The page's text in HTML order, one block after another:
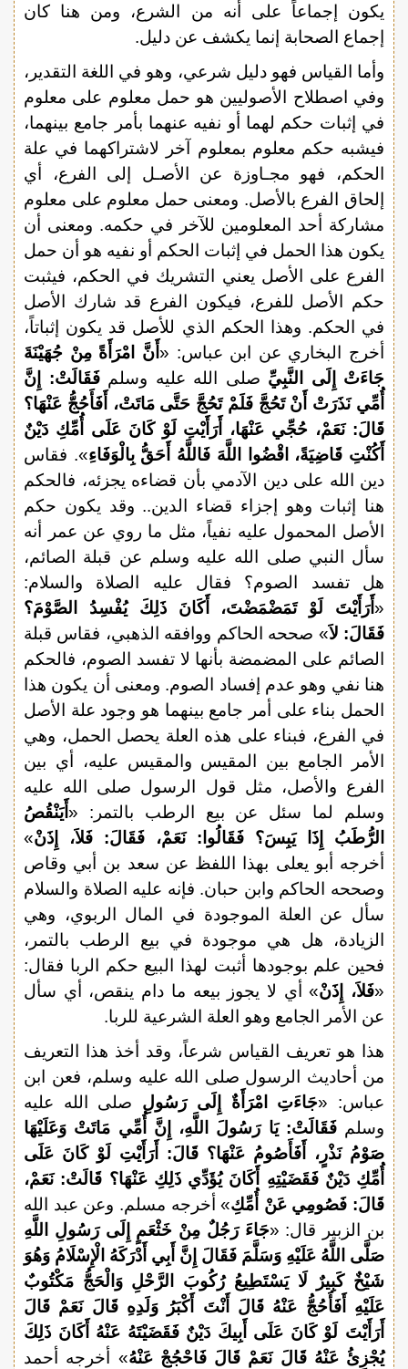
يكون إجماعاً على أنه من الشرع، ومن هنا كان
إجماع الصحابة إنما يكشف عن دليل.
وأما القياس فهو دليل شرعي، وهو في اللغة التقدير،
وفي اصطلاح الأصوليين هو حمل معلوم على معلوم
في إثبات حكم لهما أو نفيه عنهما بأمر جامع بينهما،
فيشبه حكم معلوم بمعلوم آخر لاشتراكهما في علة
الحكم، فهو مجـاوزة عن الأصـل إلى الفرع، أي
إلحاق الفرع بالأصل. ومعنى حمل معلوم على معلوم
مشاركة أحد المعلومين للآخر في حكمه. ومعنى أن
يكون هذا الحمل في إثبات الحكم أو نفيه هو أن حمل
الفرع على الأصل يعني التشريك في الحكم، فيثبت
حكم الأصل للفرع، فيكون الفرع قد شارك الأصل
في الحكم. وهذا الحكم الذي للأصل قد يكون إثباتاً،
أخرج البخاري عن ابن عباس: « أَنَّ امْرَأَةً مِنْ جُهَيْنَةَ
جَاءَتْ إِلَى النَّبِيِّ صلى الله عليه وسلم فَقَالَتْ: إِنَّ
أُمِّي نَذَرَتْ أَنْ تَحُجَّ فَلَمْ تَحُجَّ حَتَّى مَاتَتْ، أَفَأَحُجُّ عَنْهَا؟
قَالَ: نَعَمْ، حُجِّي عَنْهَا، أَرَأَيْتِ لَوْ كَانَ عَلَى أُمِّكِ دَيْنٌ
أَكُنْتِ قَاضِيَةً، اقْضُوا اللَّهَ فَاللَّهُ أَحَقُّ بِالْوَفَاءِ». فقاس
دين الله على دين الآدمي بأن قضاءه يجزئه، فالحكم
هنا إثبات وهو إجزاء قضاء الدين.. وقد يكون حكم
الأصل المحمول عليه نفياً، مثل ما روي عن عمر أنه
سأل النبي صلى الله عليه وسلم عن قبلة الصائم،
هل تفسد الصوم؟ فقال عليه الصلاة والسلام:
«أَرَأَيْتَ لَوْ تَمَضْمَضْتَ، أَكَانَ ذَلِكَ يُفْسِدُ الصَّوْمَ؟
فَقَالَ: لاَ» صححه الحاكم ووافقه الذهبي، فقاس قبلة
الصائم على المضمضة بأنها لا تفسد الصوم، فالحكم
هنا نفي وهو عدم إفساد الصوم. ومعنى أن يكون هذا
الحمل بناء على أمر جامع بينهما هو وجود علة الأصل
في الفرع، فبناء على هذه العلة يحصل الحمل، وهي
الأمر الجامع بين المقيس والمقيس عليه، أي بين
الفرع والأصل، مثل قول الرسول صلى الله عليه
وسلم لما سئل عن بيع الرطب بالتمر: «أَيَنْقُصُ
الرُّطَبُ إِذَا يَبِسَ؟ فَقَالُوا: نَعَمْ، فَقَالَ: فَلاَ، إِذَنْ»
أخرجه أبو يعلى بهذا اللفظ عن سعد بن أبي وقاص
وصححه الحاكم وابن حبان. فإنه عليه الصلاة والسلام
سأل عن العلة الموجودة في المال الربوي، وهي
الزيادة، هل هي موجودة في بيع الرطب بالتمر،
فحين علم بوجودها أثبت لهذا البيع حكم الربا فقال:
«فَلاَ، إِذَنْ» أي لا يجوز بيعه ما دام ينقص، أي سأل
عن الأمر الجامع وهو العلة الشرعية للربا.
هذا هو تعريف القياس شرعاً، وقد أخذ هذا التعريف
من أحاديث الرسول صلى الله عليه وسلم، فعن ابن
عباس: «جَاءَتِ امْرَأَةٌ إِلَى رَسُولِ صلى الله عليه
وسلم فَقَالَتْ: يَا رَسُولَ اللَّهِ، إِنَّ أُمِّي مَاتَتْ وَعَلَيْهَا
صَوْمُ نَذْرٍ، أَفَأَصُومُ عَنْهَا؟ قَالَ: أَرَأَيْتِ لَوْ كَانَ عَلَى
أُمِّكِ دَيْنٌ فَقَضَيْتِهِ أَكَانَ يُؤَدِّي ذَلِكِ عَنْهَا؟ قَالَتْ: نَعَمْ،
قَالَ: فَصُومِي عَنْ أُمِّكِ» أخرجه مسلم. وعن عبد الله
بن الزبير قال: «جَاءَ رَجُلٌ مِنْ خَثْعَمٍ إِلَى رَسُولِ اللَّهِ
صَلَّى اللَّهُ عَلَيْهِ وَسَلَّمَ فَقَالَ إِنَّ أَبِي أَدْرَكَهُ الْإِسْلَامُ وَهُوَ
شَيْخٌ كَبِيرٌ لَا يَسْتَطِيعُ رُكُوبَ الرَّحْلِ وَالْحَجُّ مَكْتُوبٌ
عَلَيْهِ أَفَأَحُجُّ عَنْهُ قَالَ أَنْتَ أَكْبَرُ وَلَدِهِ قَالَ نَعَمْ قَالَ
أَرَأَيْتَ لَوْ كَانَ عَلَى أَبِيكَ دَيْنٌ فَقَضَيْتَهُ عَنْهُ أَكَانَ ذَلِكَ
يُجْزِئُ عَنْهُ قَالَ نَعَمْ قَالَ فَاحْجُجْ عَنْهُ» أخرجه أحمد